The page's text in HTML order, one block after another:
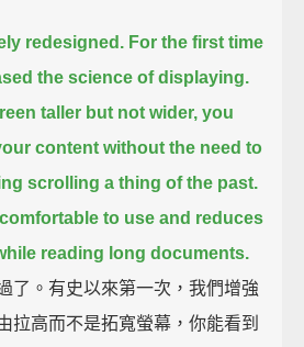
redesigned. For the first time
the science of displaying.
taller but not wider, you
content without the need to
scrolling a thing of the past.
to use and reduces
reading long documents.
了。有史以來第一次，我們增強
拉高而不是拓寬螢幕，你能看到